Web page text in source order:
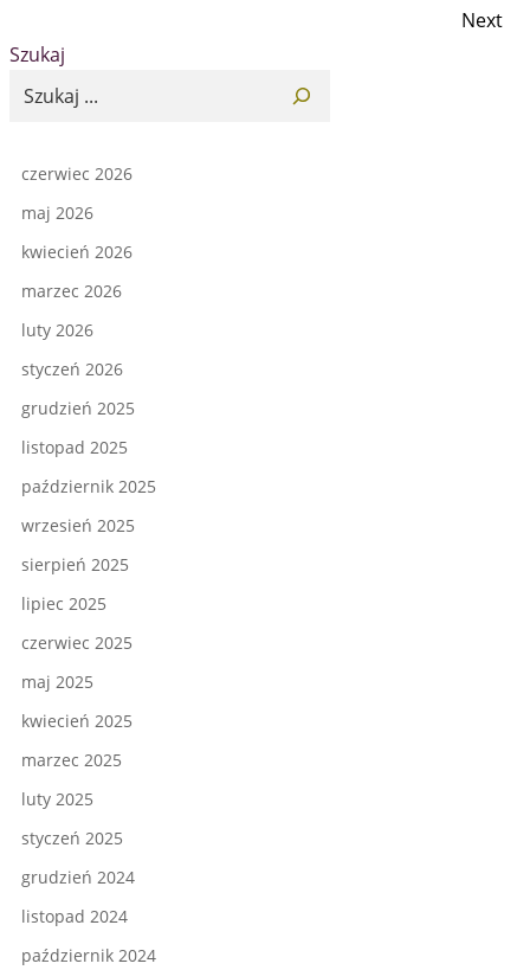
Next
Szukaj
czerwiec 2026
maj 2026
kwiecień 2026
marzec 2026
luty 2026
styczeń 2026
grudzień 2025
listopad 2025
październik 2025
wrzesień 2025
sierpień 2025
lipiec 2025
czerwiec 2025
maj 2025
kwiecień 2025
marzec 2025
luty 2025
styczeń 2025
grudzień 2024
listopad 2024
październik 2024